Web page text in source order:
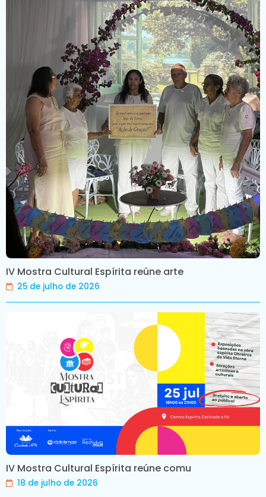
IV Mostra Cultural Espírita reúne arte
25 de julho de 2026
IV Mostra Cultural Espírita reúne comu
18 de julho de 2026